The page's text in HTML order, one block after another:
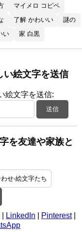
マイメロ コピペ
了解 かわいい
謎の
い 家 白黒
い絵文字を送信
い絵文字を送信:
送信
LinkedIn Pinterest|